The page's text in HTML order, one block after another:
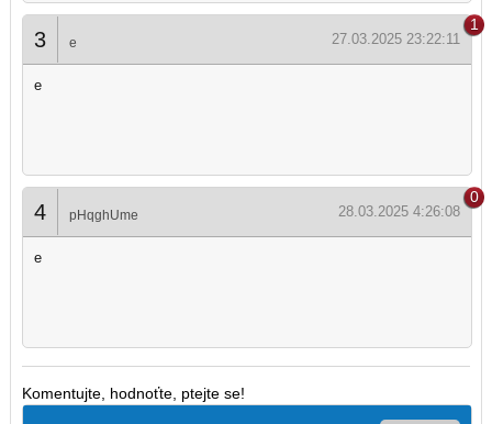
1
3 e 27.03.2025 23:22:11
e
0
4 pHqghUme 28.03.2025 4:26:08
e
Komentujte, hodnoťte, ptejte se!